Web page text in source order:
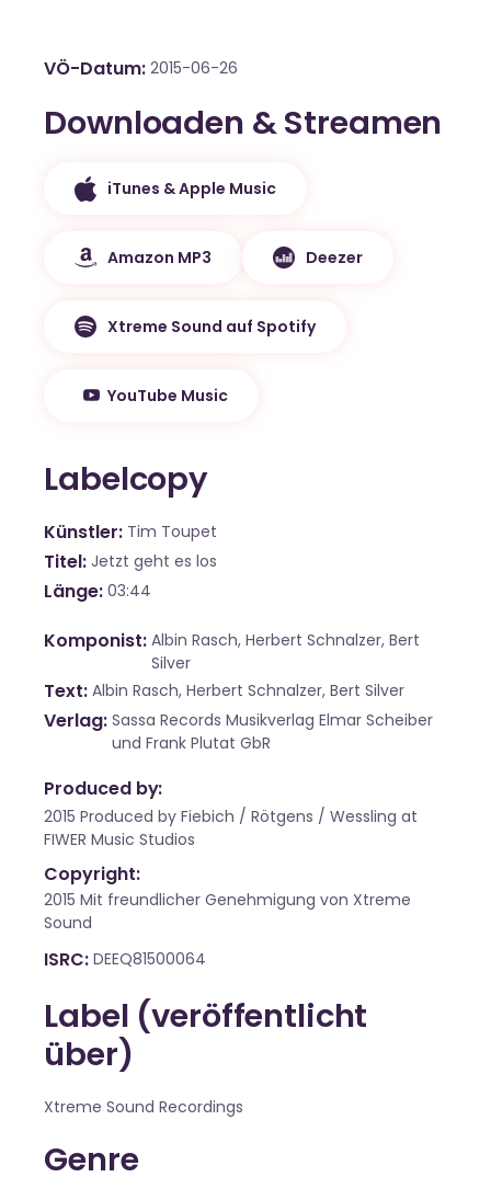
VÖ-Datum 2015-06-26
Downloaden & Streamen
iTunes & Apple Music
Amazon MP3 Deezer
Xtreme Sound auf Spotify
YouTube Music
Labelcopy
Künstler Tim Toupet
Titel Jetzt geht es los
Länge 03:44
Komponist Albin Rasch, Herbert Schnalzer, Bert
Silver
Text Albin Rasch, Herbert Schnalzer, Bert Silver
Verlag Sassa Records Musikverlag Elmar Scheiber
und Frank Plutat GbR
Produced by:
2015 Produced by Fiebich / Rötgens / Wessling at
FIWER Music Studios
Copyright:
2015 Mit freundlicher Genehmigung von Xtreme
Sound
ISRC DEEQ81500064
Label (veröffentlicht
über)
Xtreme Sound Recordings
Genre